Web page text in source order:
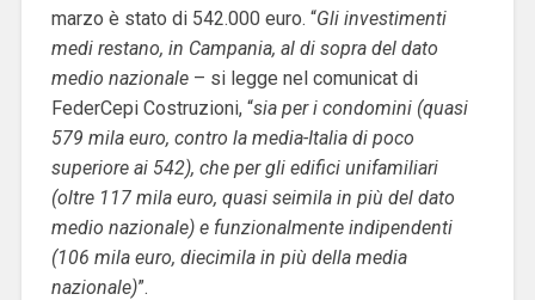
marzo è stato di 542.000 euro. “Gli investimenti
medi restano, in Campania, al di sopra del dato
medio nazionale– si legge nel comunicat di
FederCepi Costruzioni, “sia per i condomini (quasi
579 mila euro, contro la media-Italia di poco
superiore ai 542), che per gli edifici unifamiliari
(oltre 117 mila euro, quasi seimila in più del dato
medio nazionale) e funzionalmente indipendenti
(106 mila euro, diecimila in più della media
nazionale)”.